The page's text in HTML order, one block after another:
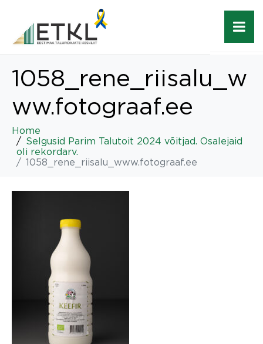
1058_rene_riisalu_w
ww.fotograaf.ee
Home
Selgusid Parim Talutoit 2024 võitjad. Osalejaid
oli rekordarv.
1058_rene_riisalu_www.fotograaf.ee